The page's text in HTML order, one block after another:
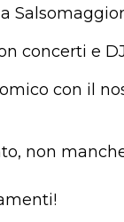
concerti e
con il
non